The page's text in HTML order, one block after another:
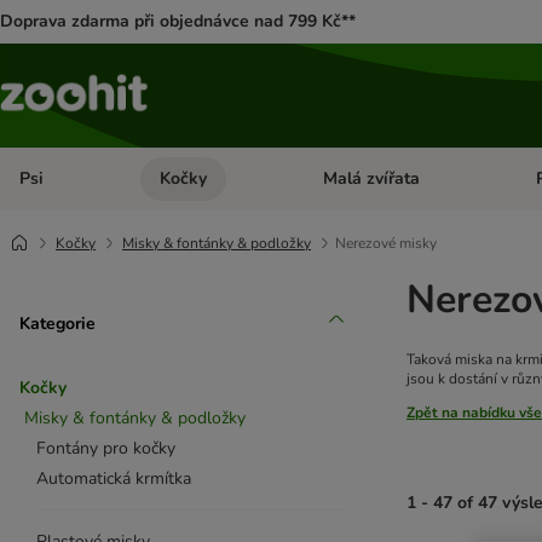
Doprava zdarma při objednávce nad 799 Kč**
Psi Otevřít menu: Psi
Kočky Otevřít menu: Kočky
Malá zvířata
Kočky Misky & fontánky & podložky Nerezové misky
Kategorie
Kočky
Misky & fontánky & podložky
Fontány pro kočky
Automatická krmítka
Taková miska na
jsou k dostání v
Zpět na nabídku
1 - 47 of 47